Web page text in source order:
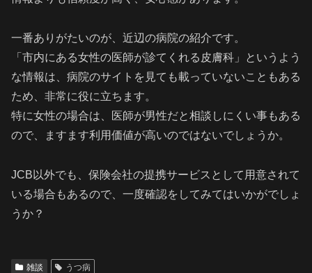
一番ありがたいのが、近辺の病院の紹介です。
「市内にある女性の医師が診てくれる皮膚科」というよう
な情報は、病院のサイトを見ても載っていないこともある
ため、非常に役に立ちます。
特に女性の場合は、医師が男性だと相談しにくい事もある
ので、ますます利用価値が高いのではないでしょうか。
JCB以外でも、保険会社の提携サービスとして用意されて
いる場合もあるので、一度確認をしてみてはいかがでしょ
うか？
雑談 うつ病